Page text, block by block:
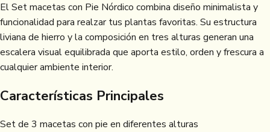
El Set macetas con Pie Nórdico combina diseño minimalista y
funcionalidad para realzar tus plantas favoritas. Su estructura
liviana de hierro y la composición en tres alturas generan una
escalera visual equilibrada que aporta estilo, orden y frescura a
cualquier ambiente interior.
Características Principales
Set de 3 macetas con pie en diferentes alturas